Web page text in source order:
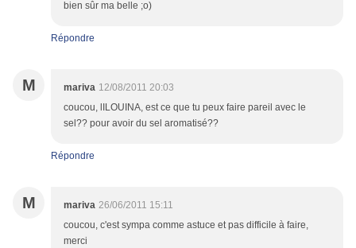
bien sûr ma belle ;o)
Répondre
M mariva 12/08/2011 20:03
coucou, lILOUINA, est ce que tu peux faire pareil avec le
sel?? pour avoir du sel aromatisé??
Répondre
M mariva 26/06/2011 15:11
coucou, c'est sympa comme astuce et pas difficile à faire,
merci